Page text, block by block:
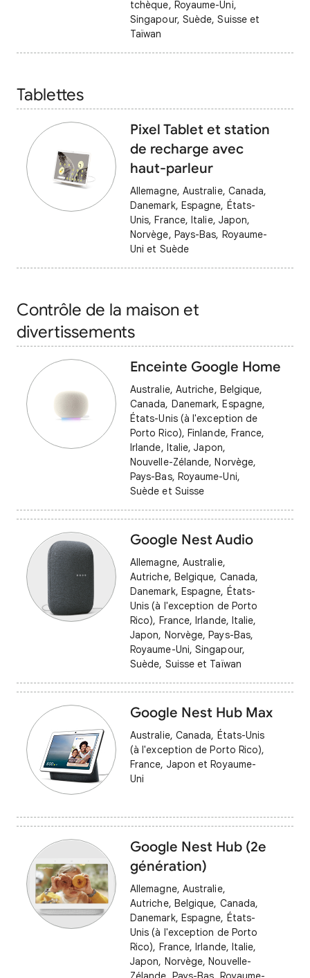
tchèque, Royaume-Uni,
Singapour, Suède, Suisse et
Taïwan
Tablettes
Pixel Tablet et station
de recharge avec
haut-parleur
Allemagne, Australie, Canada,
Danemark, Espagne, États-
Unis, France, Italie, Japon,
Norvège, Pays-Bas, Royaume-
Uni et Suède
Contrôle de la maison et
divertissements
Enceinte Google Home
Australie, Autriche, Belgique,
Canada, Danemark, Espagne,
États-Unis (à l'exception de
Porto Rico), Finlande, France,
Irlande, Italie, Japon,
Nouvelle-Zélande, Norvège,
Pays-Bas, Royaume-Uni,
Suède et Suisse
Google Nest Audio
Allemagne, Australie,
Autriche, Belgique, Canada,
Danemark, Espagne, États-
Unis (à l'exception de Porto
Rico), France, Irlande, Italie,
Japon, Norvège, Pays-Bas,
Royaume-Uni, Singapour,
Suède, Suisse et Taïwan
Google Nest Hub Max
Australie, Canada, États-Unis
(à l'exception de Porto Rico),
France, Japon et Royaume-
Uni
Google Nest Hub (2e
génération)
Allemagne, Australie,
Autriche, Belgique, Canada,
Danemark, Espagne, États-
Unis (à l'exception de Porto
Rico), France, Irlande, Italie,
Japon, Norvège, Nouvelle-